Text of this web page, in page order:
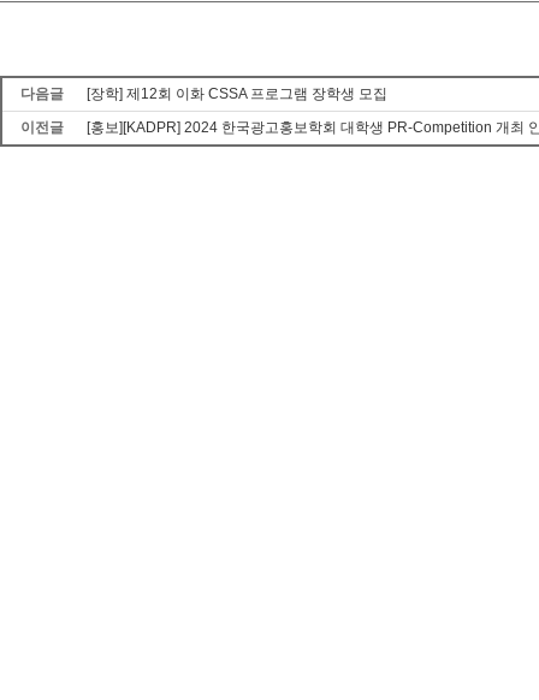
다음글
[장학] 제12회 이화 CSSA 프로그램 장학생 모집
이전글
[홍보][KADPR] 2024 한국광고홍보학회 대학생 PR-Competition 개최